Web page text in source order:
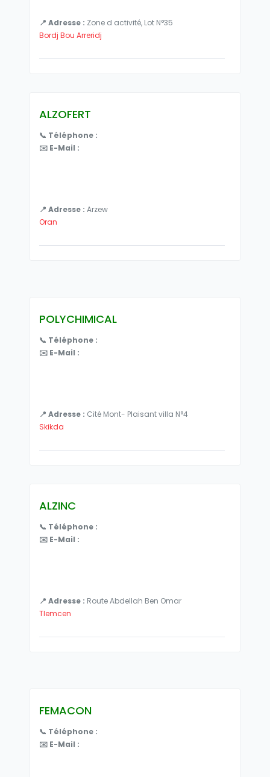
📍 Adresse : Zone d activité, Lot N°35
Bordj Bou Arreridj
ALZOFERT
📞 Téléphone :
✉️ E-Mail :
📍 Adresse : Arzew
Oran
POLYCHIMICAL
📞 Téléphone :
✉️ E-Mail :
📍 Adresse : Cité Mont- Plaisant villa N°4
Skikda
ALZINC
📞 Téléphone :
✉️ E-Mail :
📍 Adresse : Route Abdellah Ben Omar
Tlemcen
FEMACON
📞 Téléphone :
✉️ E-Mail :